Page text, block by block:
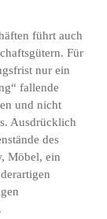
führt auch
Für
nur ein
fallende
und nicht
Ausdrücklich
des
Möbel, ein